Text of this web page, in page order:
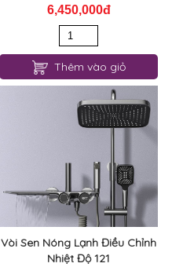
6,450,000đ
Thêm vào giỏ
Vòi Sen Nóng Lạnh Điều Chỉnh
Nhiệt Độ 121